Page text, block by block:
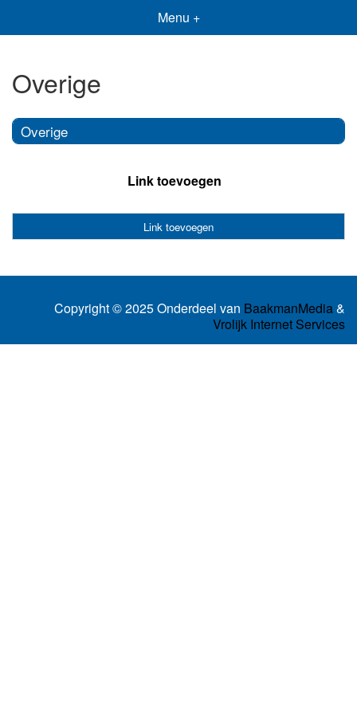
Menu +
Overige
Overige
Link toevoegen
Link toevoegen
Copyright © 2025 Onderdeel van BaakmanMedia&
Vrolijk Internet Services